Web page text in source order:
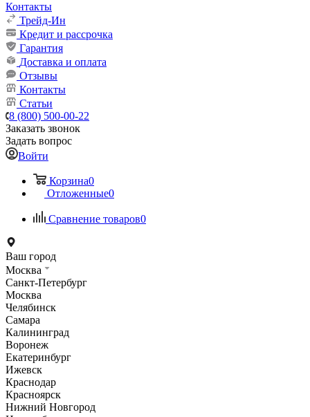
Контакты
Трейд-Ин
Кредит и рассрочка
Гарантия
Доставка и оплата
Отзывы
Контакты
Статьи
8 (800) 500-00-22
Заказать звонок
Задать вопрос
Войти
Корзина0
Отложенные0
Сравнение товаров0
Ваш город
Москва
Санкт-Петербург
Москва
Челябинск
Самара
Калининград
Воронеж
Екатеринбург
Ижевск
Краснодар
Красноярск
Нижний Новгород